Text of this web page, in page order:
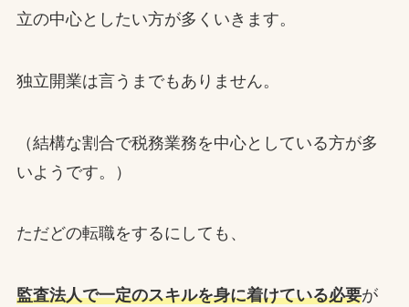
立の中心としたい方が多くいきます。
独立開業は言うまでもありません。
（結構な割合で税務業務を中心としている方が多
いようです。）
ただどの転職をするにしても、
監査法人で一定のスキルを身に着けている必要が